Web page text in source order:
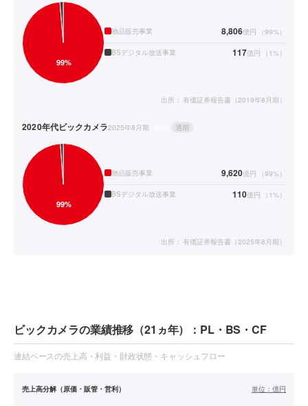
物品販売事業 8,806億円 （99%）
BSデジタル放送事業 117億円 （ 1%）
出所： 有価証券報告書（2019年8月期）
2020年代ビックカメラ2025年8月期 通期
物品販売事業 9,620億円 （99%）
BSデジタル放送事業 110億円 （ 1%）
出所： 有価証券報告書（2025年8月期）
ビックカメラの業績推移（21ヵ年）：PL・BS・CF
連結ベースの売上高・利益・財政状態・キャッシュフロー
売上高分解（原価・販管・営利） 単位： 億円